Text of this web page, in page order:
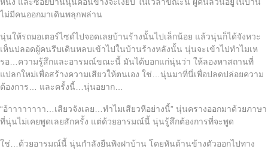
ไม่มีคนออกมาเดินพลุกพล่าน
นุ่นให้รถมอเตอร์ไซด์ไปจอดเลยบ้านร้างนั้นไปเล็กน้อย แล้วนุ่นก็ได้จังหวะ
เห็นปลอดผู้คนรีบเดินหลบเข้าไปในบ้านร้างหลังนั้น นุ่นจะเข้าไปทำไมเห
รอ…ความรู้สึกและอารมณ์ขณะนี้ มันได้บอกแก่นุ่นว่า ให้ลองหาสถานที่
แปลกใหม่เพื่อสร้างความเสียวให้ตนเอง ใช่…นุ่นมาที่นี่เพื่อปลดปล่อยความ
ต้องการ… และครั้งนี้…นุ่นอยาก…
“อ้าาาาาาาา…เสียวจังเลย…ทำไมเสียวหีอย่างนี้” นุ่นครางออกมาด้วยภาษา
ที่นุ่นไม่เคยพูดเลยสักครั้ง แต่ด้วยอารมณ์นี้ นุ่นรู้สึกต้องการที่จะพูด
ใช่…ด้วยอารมณ์นี้ นุ่นกำลังยืนพิงฝาบ้าน โดยหันด้านข้างตัวออกไปทาง